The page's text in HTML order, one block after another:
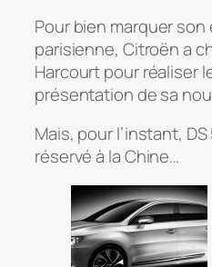
Pour bien marquer
parisienne, Citroën a
Harcourt pour réaliser
présentation de sa
Mais, pour l’instant,
réservé à la Chine…